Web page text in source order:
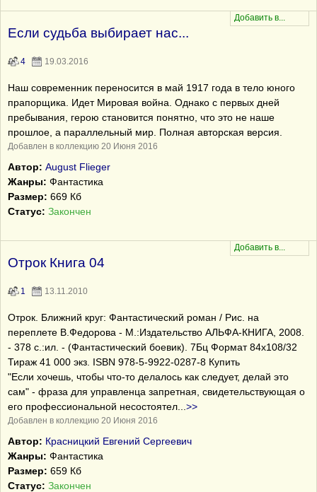
Если судьба выбирает нас...
4 19.03.2016
Наш современник переносится в май 1917 года в тело юного
прапорщика. Идет Мировая война. Однако с первых дней
пребывания, герою становится понятно, что это не наше
прошлое, а параллельный мир. Полная авторская версия.
Добавлен в коллекцию 20 Июня 2016
Автор: August Flieger
Жанры: Фантастика
Размер: 669 Кб
Статус: Закончен
Отрок Книга 04
1 13.11.2010
Отрок. Ближний круг: Фантастический роман / Рис. на
переплете В.Федорова - М.:Издательство АЛЬФА-КНИГА, 2008.
- 378 с.:ил. - (Фантастический боевик). 7Бц Формат 84х108/32
Тираж 41 000 экз. ISBN 978-5-9922-0287-8 Купить
"Если хочешь, чтобы что-то делалось как следует, делай это
сам" - фраза для управленца запретная, свидетельствующая о
его профессиональной несостоятел
>>
Добавлен в коллекцию 20 Июня 2016
Автор: Красницкий Евгений Сергеевич
Жанры: Фантастика
Размер: 659 Кб
Статус: Закончен